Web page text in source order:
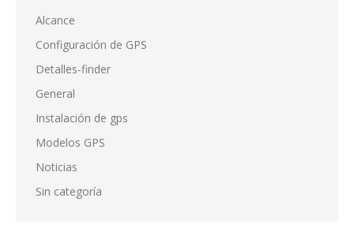
Alcance
Configuración de GPS
Detalles-finder
General
Instalación de gps
Modelos GPS
Noticias
Sin categoría